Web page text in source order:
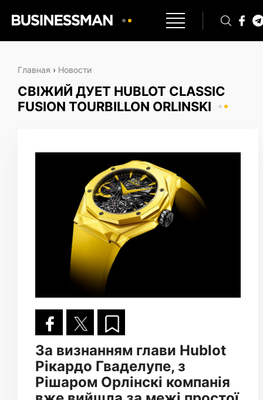
Главная › Новости
СВІЖИЙ ДУЕТ HUBLOT CLASSIC
FUSION TOURBILLON ORLINSKI
За визнанням глави Hublot
Рікардо Гваделупе, з
Рішаром Орлінскі компанія